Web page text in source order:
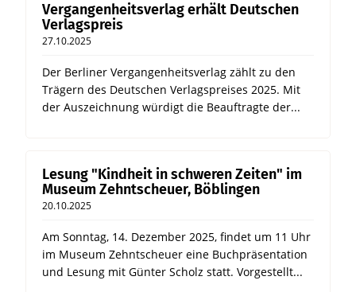
Vergangenheitsverlag erhält Deutschen
Verlagspreis
27.10.2025
Der Berliner Vergangenheitsverlag zählt zu den
Trägern des Deutschen Verlagspreises 2025. Mit
der Auszeichnung würdigt die Beauftragte der...
Lesung "Kindheit in schweren Zeiten" im
Museum Zehntscheuer, Böblingen
20.10.2025
Am Sonntag, 14. Dezember 2025, findet um 11 Uhr
im Museum Zehntscheuer eine Buchpräsentation
und Lesung mit Günter Scholz statt. Vorgestellt...